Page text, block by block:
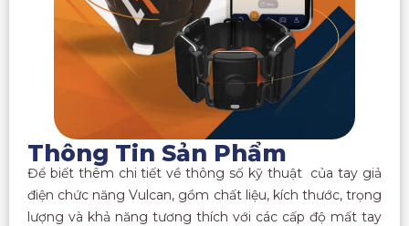
Thông Tin Sản Phẩm
Để biết thêm chi tiết về thông số kỹ thuật của tay giả
điện chức năng Vulcan, gồm chất liệu, kích thước, trọng
lượng và khả năng tương thích với các cấp độ mất tay